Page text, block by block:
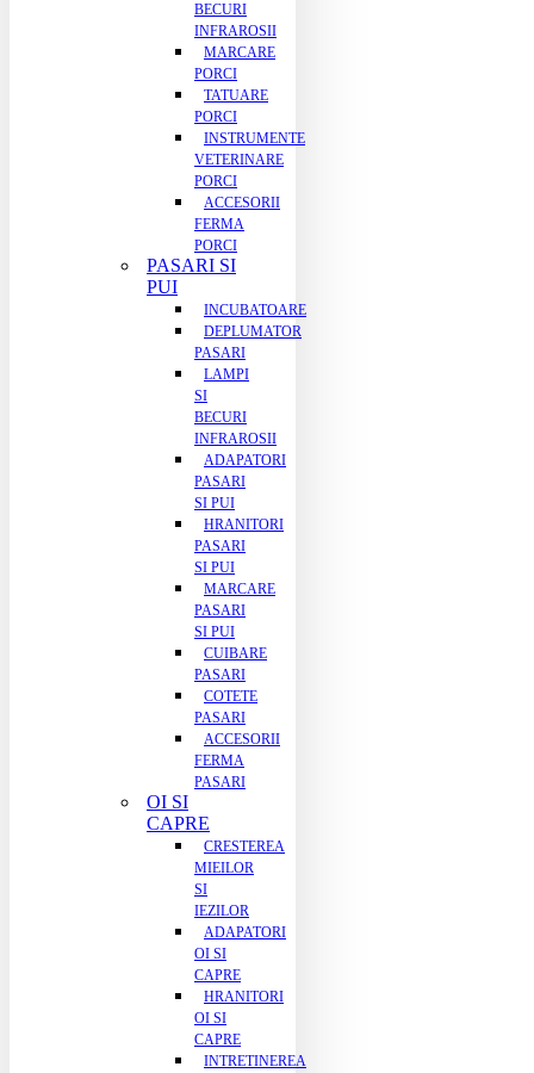
BECURI
INFRAROSII
MARCARE
PORCI
TATUARE
PORCI
INSTRUMENTE
VETERINARE
PORCI
ACCESORII
FERMA
PORCI
PASARI SI
PUI
INCUBATOARE
DEPLUMATOR
PASARI
LAMPI
SI
BECURI
INFRAROSII
ADAPATORI
PASARI
SI PUI
HRANITORI
PASARI
SI PUI
MARCARE
PASARI
SI PUI
CUIBARE
PASARI
COTETE
PASARI
ACCESORII
FERMA
PASARI
OI SI
CAPRE
CRESTEREA
MIEILOR
SI
IEZILOR
ADAPATORI
OI SI
CAPRE
HRANITORI
OI SI
CAPRE
INTRETINEREA